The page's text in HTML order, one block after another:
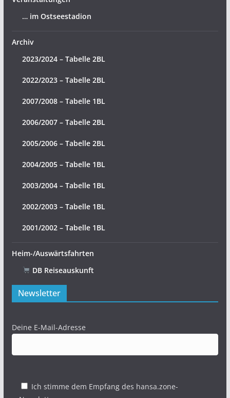
… im Ostseestadion
Archiv
2023/2024 – Tabelle 2BL
2022/2023 – Tabelle 2BL
2007/2008 – Tabelle 1BL
2006/2007 – Tabelle 2BL
2005/2006 – Tabelle 2BL
2004/2005 – Tabelle 1BL
2003/2004 – Tabelle 1BL
2002/2003 – Tabelle 1BL
2001/2002 – Tabelle 1BL
Heim-/Auswärtsfahrten
DB Reiseauskunft
Newsletter
Deine E-Mail-Adresse
Ich stimme dem Empfang des hansa.zone-